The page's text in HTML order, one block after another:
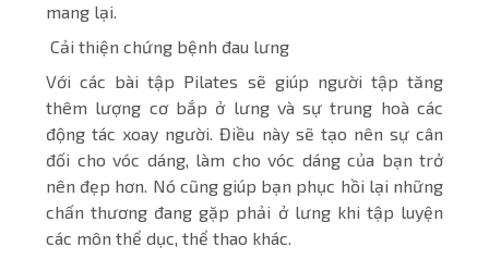
mang lại.
Cải thiện chứng bệnh đau lưng
Với các bài tập Pilates sẽ giúp người tập tăng
thêm lượng cơ bắp ở lưng và sự trung hoà các
động tác xoay người. Điều này sẽ tạo nên sự cân
đối cho vóc dáng, làm cho vóc dáng của bạn trở
nên đẹp hơn. Nó cũng giúp bạn phục hồi lại những
chấn thương đang gặp phải ở lưng khi tập luyện
các môn thể dục, thể thao khác.